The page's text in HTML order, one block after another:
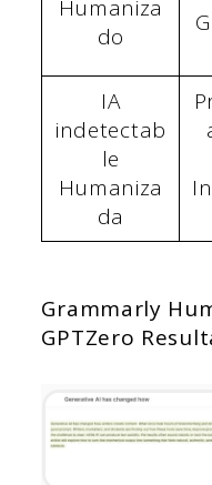
Humaniza
do
IA
indetectab
le
Humaniza
da
Grammarly
GPTZero